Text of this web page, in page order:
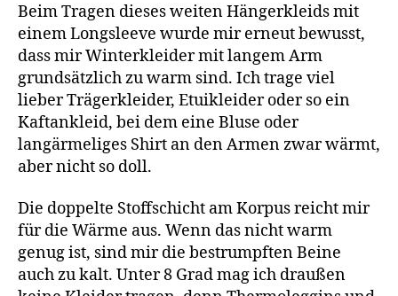
Beim Tragen dieses weiten Hängerkleids mit
einem Longsleeve wurde mir erneut bewusst,
dass mir Winterkleider mit langem Arm
grundsätzlich zu warm sind. Ich trage viel
lieber Trägerkleider, Etuikleider oder so ein
Kaftankleid, bei dem eine Bluse oder
langärmeliges Shirt an den Armen zwar wärmt,
aber nicht so doll.
Die doppelte Stoffschicht am Korpus reicht mir
für die Wärme aus. Wenn das nicht warm
genug ist, sind mir die bestrumpften Beine
auch zu kalt. Unter 8 Grad mag ich draußen